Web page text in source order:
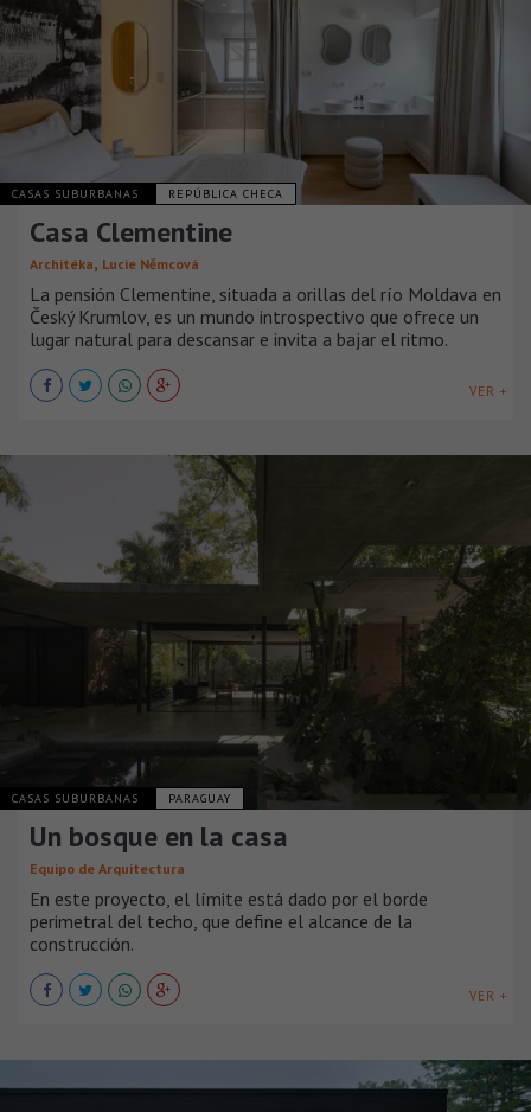
CASAS SUBURBANAS REPÚBLICA CHECA
Casa Clementine
Architéka, Lucie Němcová
La pensión Clementine, situada a orillas del río Moldava en
Český Krumlov, es un mundo introspectivo que ofrece un
lugar natural para descansar e invita a bajar el ritmo.
VER +
CASAS SUBURBANAS PARAGUAY
Un bosque en la casa
Equipo de Arquitectura
En este proyecto, el límite está dado por el borde
perimetral del techo, que define el alcance de la
construcción.
VER +